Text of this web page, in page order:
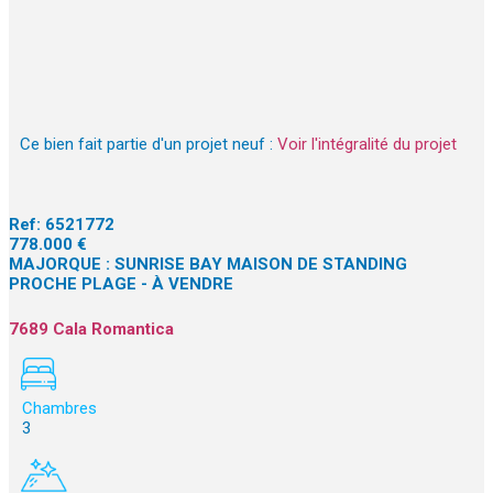
Ce bien fait partie d'un projet neuf : Voir l'intégralité du projet
Ref: 6521772
778.000 €
MAJORQUE : SUNRISE BAY MAISON DE STANDING
PROCHE PLAGE - À VENDRE
7689 Cala Romantica
Chambres
3